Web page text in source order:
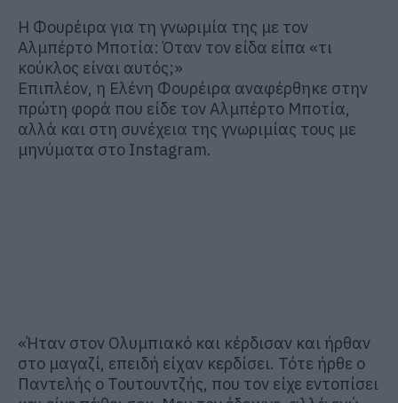
Η Φουρέιρα για τη γνωριμία της με τον
Αλμπέρτο Μποτία: Όταν τον είδα είπα «τι
κούκλος είναι αυτός;»
Επιπλέον, η Ελένη Φουρέιρα αναφέρθηκε στην
πρώτη φορά που είδε τον Αλμπέρτο Μποτία,
αλλά και στη συνέχεια της γνωριμίας τους με
μηνύματα στο Instagram.
«Ήταν στον Ολυμπιακό και κέρδισαν και ήρθαν
στο μαγαζί, επειδή είχαν κερδίσει. Τότε ήρθε ο
Παντελής ο Τουτουντζής, που τον είχε εντοπίσει